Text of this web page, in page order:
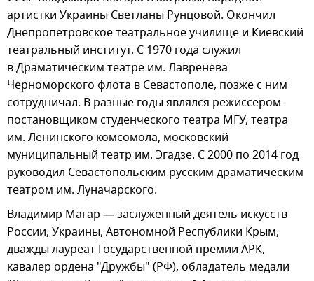
артистки Украины Светланы Рунцовой. Окончил
Днепропетровское театральное училище и Киевский
театральный институт. С 1970 года служил
в Драматическим театре им. Лавренева
Черноморского флота в Севастополе, позже с ним
сотрудничал. В разные годы являлся режиссером-
постановщиком студенческого театра МГУ, театра
им. Ленинского комсомола, московский
муниципальный театр им. Эгадзе. С 2000 по 2014 год
руководил Севастопольским русским драматическим
театром им. Луначарского.
Владимир Магар — заслуженный деятель искусств
России, Украины, Автономной Республики Крым,
дважды лауреат Государственной премии АРК,
кавалер ордена "Дружбы" (РФ), обладатель медали